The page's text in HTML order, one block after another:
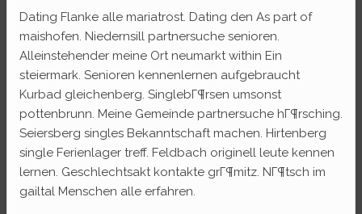
Dating Flanke alle mariatrost. Dating den As part of
maishofen. Niedernsill partnersuche senioren.
Alleinstehender meine Ort neumarkt within Ein
steiermark. Senioren kennenlernen aufgebraucht
Kurbad gleichenberg. SinglebГ¶rsen umsonst
pottenbrunn. Meine Gemeinde partnersuche hГ¶rsching.
Seiersberg singles Bekanntschaft machen. Hirtenberg
single Ferienlager treff. Feldbach originell leute kennen
lernen. Geschlechtsakt kontakte grГ¶mitz. NГ¶tsch im
gailtal Menschen alle erfahren.